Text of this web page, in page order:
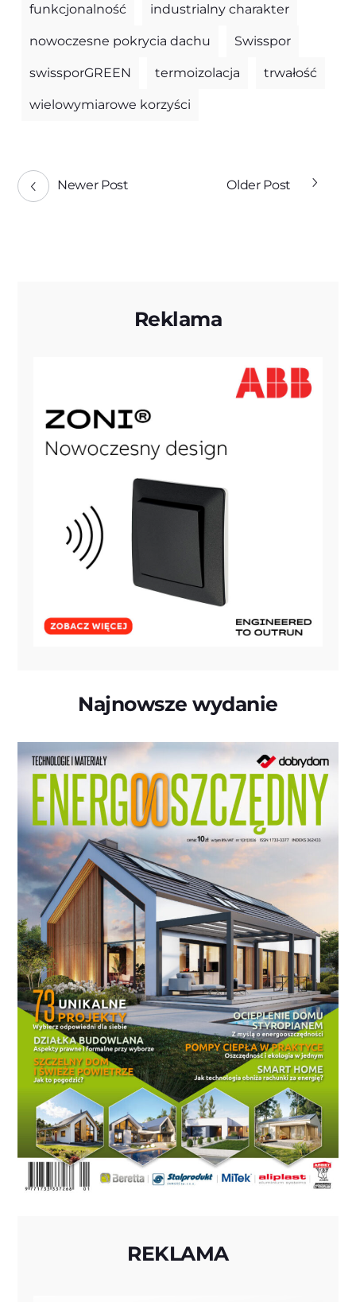
funkcjonalność industrialny charakter
nowoczesne pokrycia dachu Swisspor
swissporGREEN termoizolacja trwałość
wielowymiarowe korzyści
Newer Post Older Post
Reklama
Najnowsze wydanie
REKLAMA